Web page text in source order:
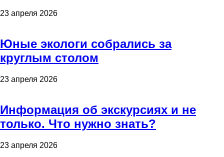
23 апреля 2026
Юные экологи собрались за
круглым столом
23 апреля 2026
Информация об экскурсиях и не
только. Что нужно знать?
23 апреля 2026